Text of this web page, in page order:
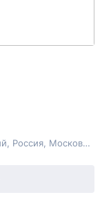
Московская область, посёлок Мирный, Россия, Московская область, городской округ Люберцы, посёлок Мирный, улица Академика Северина, 13